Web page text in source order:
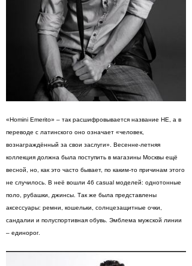
«Homini Emerito» – так расшифровывается название HE, а в
переводе с латинского оно означает «человек,
вознаграждённый за свои заслуги». Весенне-летняя
коллекция должна была поступить в магазины Москвы ещё
весной, но, как это часто бывает, по каким-то причинам этого
не случилось. В неё вошли 46 casual моделей: однотонные
поло, рубашки, джинсы. Так же была представлены
аксессуары: ремни, кошельки, солнцезащитные очки,
сандалии и полуспортивная обувь. Эмблема мужской линии
– единорог.